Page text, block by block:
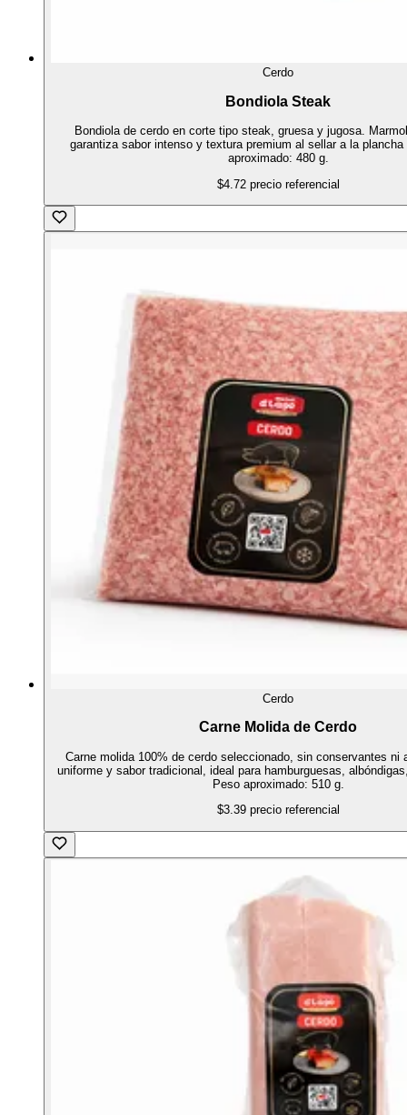
Cerdo
Bondiola Steak
Bondiola de cerdo en corte tipo steak, gruesa y jugosa.
garantiza sabor intenso y textura premium al sellar a la
aproximado: 480 g.
$4.72 precio referencial
Cerdo
Carne Molida de Cerdo
Carne molida 100% de cerdo seleccionado, sin conservantes ni
uniforme y sabor tradicional, ideal para hamburguesas,
Peso aproximado: 510 g.
$3.39 precio referencial